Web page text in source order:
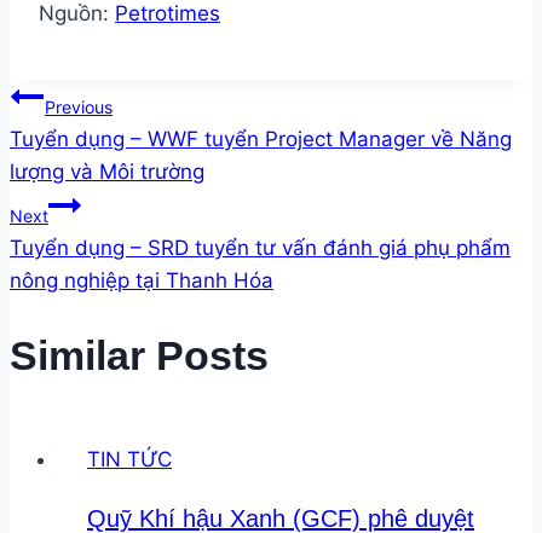
Nguồn: Petrotimes
Post
navigation
Previous
Tuyển dụng – WWF tuyển Project Manager về Năng
lượng và Môi trường
Next
Tuyển dụng – SRD tuyển tư vấn đánh giá phụ phẩm
nông nghiệp tại Thanh Hóa
Similar Posts
TIN TỨC
Quỹ Khí hậu Xanh (GCF) phê duyệt